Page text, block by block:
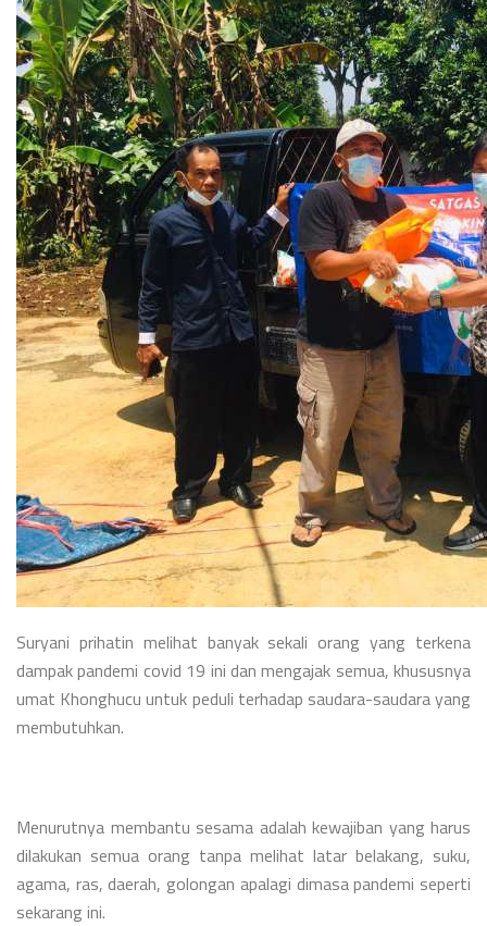
Suryani prihatin melihat banyak sekali orang yang terkena
dampak pandemi covid 19 ini dan mengajak semua, khususnya
umat Khonghucu untuk peduli terhadap saudara-saudara yang
membutuhkan.
Menurutnya membantu sesama adalah kewajiban yang harus
dilakukan semua orang tanpa melihat latar belakang, suku,
agama, ras, daerah, golongan apalagi dimasa pandemi seperti
sekarang ini.